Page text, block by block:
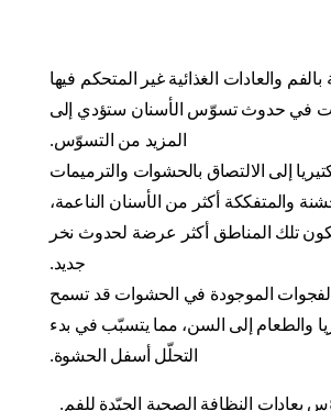
بالفم والعادات الغذائية غير المتحكم فيها
في حدوث تسوّس الأسنان ستؤدي إلى
المزيد من التسوّس.
إلى الالتصاق بالحشوات والترميمات
والمتفككة أكثر من الأسنان الناعمة،
تلك المناطق أكثر عرضة لحدوث نخر
جديد.
الموجودة في الحشوات قد تسمح
والطعام إلى السن، مما يتسبّب في بدء
التحلّل أسفل الحشوة.
بعادات النظافة الصحية الجيّدة للفم.